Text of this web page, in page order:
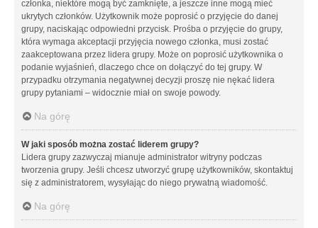
członka, niektóre mogą być zamknięte, a jeszcze inne mogą mieć
ukrytych członków. Użytkownik może poprosić o przyjęcie do danej
grupy, naciskając odpowiedni przycisk. Prośba o przyjęcie do grupy,
która wymaga akceptacji przyjęcia nowego członka, musi zostać
zaakceptowana przez lidera grupy. Może on poprosić użytkownika o
podanie wyjaśnień, dlaczego chce on dołączyć do tej grupy. W
przypadku otrzymania negatywnej decyzji proszę nie nękać lidera
grupy pytaniami – widocznie miał on swoje powody.
Na górę
W jaki sposób można zostać liderem grupy?
Lidera grupy zazwyczaj mianuje administrator witryny podczas
tworzenia grupy. Jeśli chcesz utworzyć grupę użytkowników, skontaktuj
się z administratorem, wysyłając do niego prywatną wiadomość.
Na górę